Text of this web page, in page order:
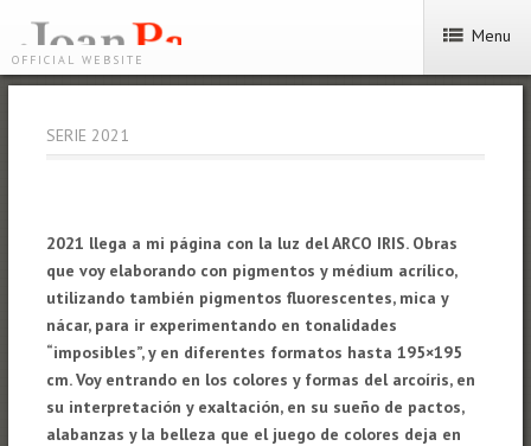
OFFICIAL WEBSITE
Menu
SERIE 2021
2021 llega a mi página con la luz del ARCO IRIS. Obras
que voy elaborando con pigmentos y médium acrílico,
utilizando también pigmentos fluorescentes, mica y
nácar, para ir experimentando en tonalidades
“imposibles”, y en diferentes formatos hasta 195×195
cm. Voy entrando en los colores y formas del arcoíris, en
su interpretación y exaltación, en su sueño de pactos,
alabanzas y la belleza que el juego de colores deja en